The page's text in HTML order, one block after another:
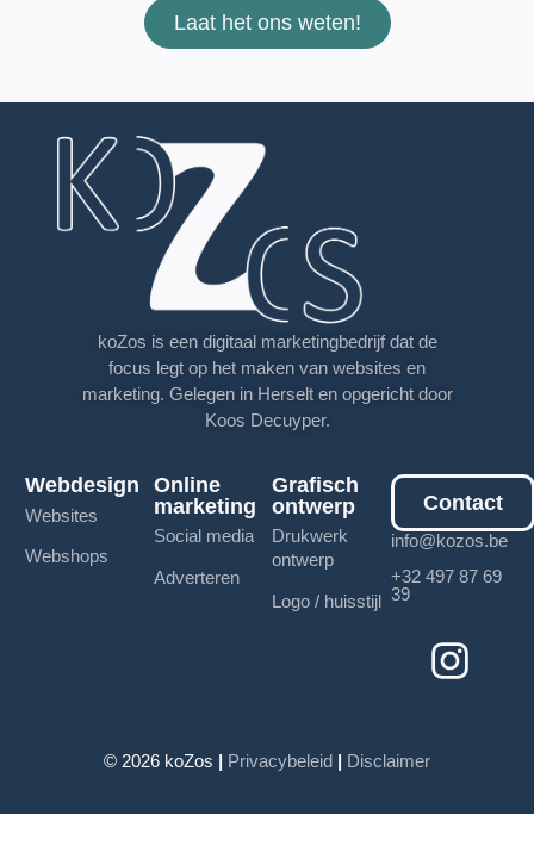
Laat het ons weten!
koZos is een digitaal marketingbedrijf dat de
focus legt op het maken van websites en
marketing. Gelegen in Herselt en opgericht door
Koos Decuyper.
Webdesign
Websites
Webshops
Online
marketing
Social media
Adverteren
Grafisch
ontwerp
Drukwerk
ontwerp
Logo / huisstijl
Contact
info@kozos.be
+32 497 87 69
39
© 2026 koZos | Privacybeleid | Disclaimer